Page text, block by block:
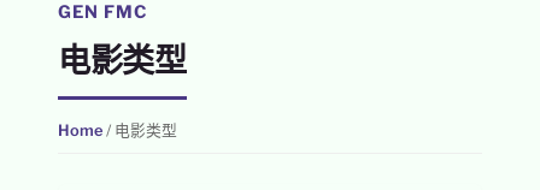
GEN FMC
电影类型
Home/ 电影类型